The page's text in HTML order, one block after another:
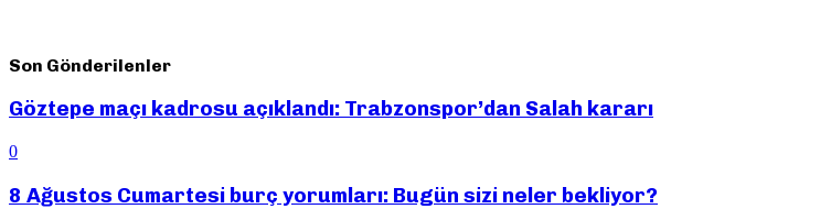
Son Gönderilenler
Göztepe maçı kadrosu açıklandı: Trabzonspor’dan Salah kararı
0
8 Ağustos Cumartesi burç yorumları: Bugün sizi neler bekliyor?